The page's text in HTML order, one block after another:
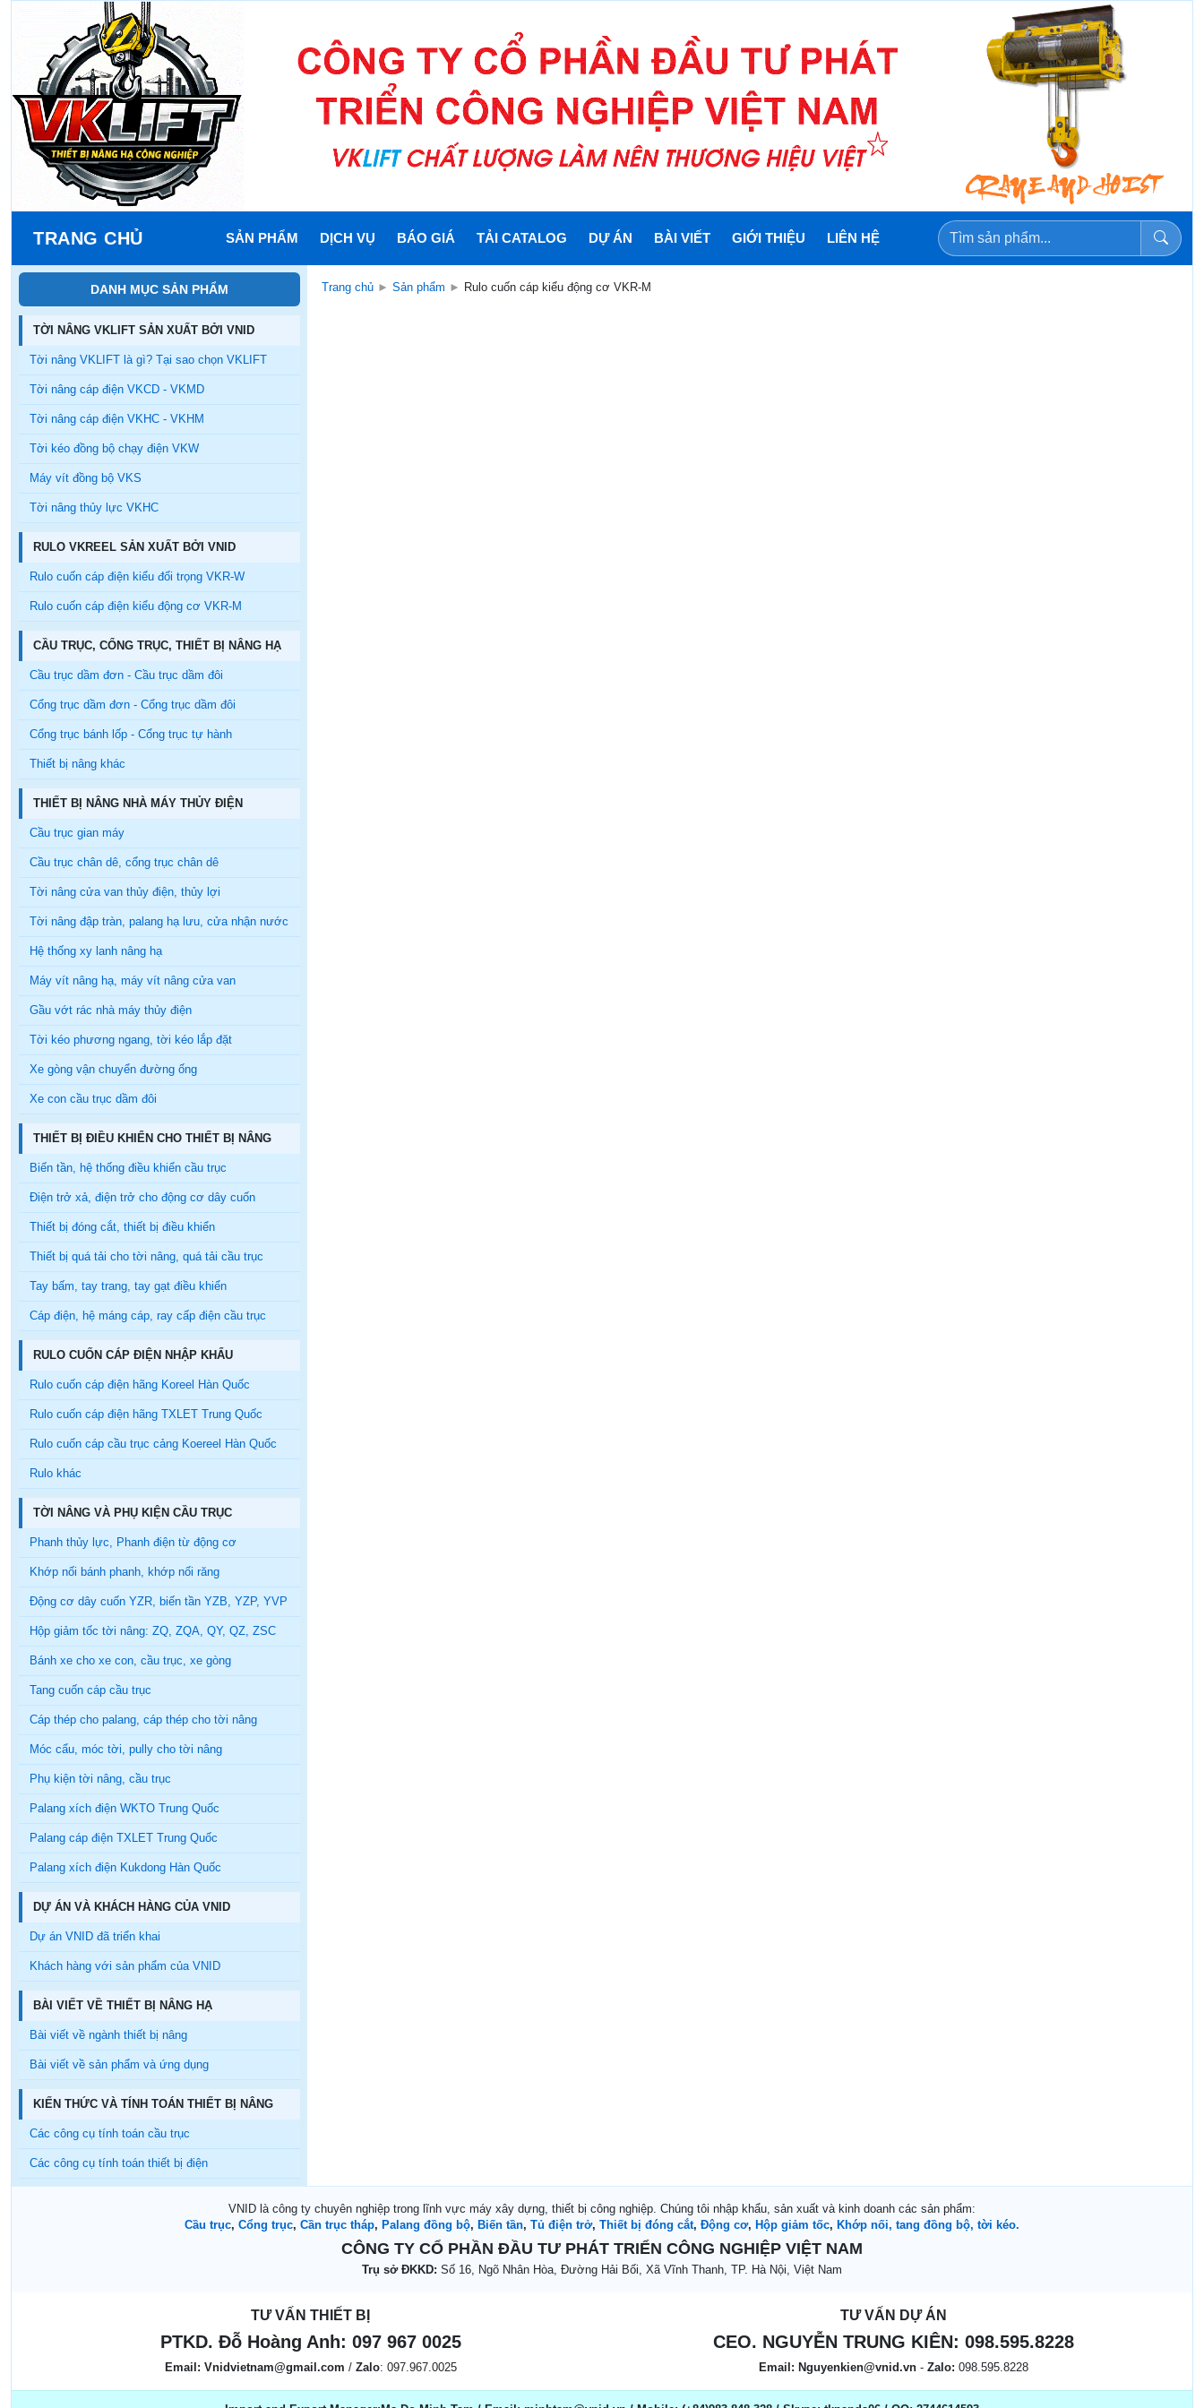
TRANG CHỦ SẢN PHẨM DỊCH VỤ BÁO GIÁ TẢI CATALOG DỰ ÁN BÀI VIẾT GIỚI THIỆU LIÊN HỆ
DANH MỤC SẢN PHẨM
TỜI NÂNG VKLIFT SẢN XUẤT BỞI VNID
Tời nâng VKLIFT là gì? Tại sao chọn VKLIFT
Tời nâng cáp điện VKCD - VKMD
Tời nâng cáp điện VKHC - VKHM
Tời kéo đồng bộ chạy điện VKW
Máy vít đồng bộ VKS
Tời nâng thủy lực VKHC
RULO VKREEL SẢN XUẤT BỞI VNID
Rulo cuốn cáp điện kiểu đối trọng VKR-W
Rulo cuốn cáp điện kiểu động cơ VKR-M
CẦU TRỤC, CỔNG TRỤC, THIẾT BỊ NÂNG HẠ
Cầu trục dầm đơn - Cầu trục dầm đôi
Cổng trục dầm đơn - Cổng trục dầm đôi
Cổng trục bánh lốp - Cổng trục tự hành
Thiết bị nâng khác
THIẾT BỊ NÂNG NHÀ MÁY THỦY ĐIỆN
Cầu trục gian máy
Cầu trục chân dê, cổng trục chân dê
Tời nâng cửa van thủy điện, thủy lợi
Tời nâng đập tràn, palang hạ lưu, cửa nhận nước
Hệ thống xy lanh nâng hạ
Máy vít nâng hạ, máy vít nâng cửa van
Gầu vớt rác nhà máy thủy điện
Tời kéo phương ngang, tời kéo lắp đặt
Xe gòng vận chuyển đường ống
Xe con cầu trục dầm đôi
THIẾT BỊ ĐIỀU KHIỂN CHO THIẾT BỊ NÂNG
Biến tần, hệ thống điều khiển cầu trục
Điện trở xả, điện trở cho động cơ dây cuốn
Thiết bị đóng cắt, thiết bị điều khiển
Thiết bị quá tải cho tời nâng, quá tải cầu trục
Tay bấm, tay trang, tay gạt điều khiển
Cáp điện, hệ máng cáp, ray cấp điện cầu trục
RULO CUỐN CÁP ĐIỆN NHẬP KHẨU
Rulo cuốn cáp điện hãng Koreel Hàn Quốc
Rulo cuốn cáp điện hãng TXLET Trung Quốc
Rulo cuốn cáp cầu trục cảng Koereel Hàn Quốc
Rulo khác
TỜI NÂNG VÀ PHỤ KIỆN CẦU TRỤC
Phanh thủy lực, Phanh điện từ động cơ
Khớp nối bánh phanh, khớp nối răng
Động cơ dây cuốn YZR, biến tần YZB, YZP, YVP
Hộp giảm tốc tời nâng: ZQ, ZQA, QY, QZ, ZSC
Bánh xe cho xe con, cầu trục, xe gòng
Tang cuốn cáp cầu trục
Cáp thép cho palang, cáp thép cho tời nâng
Móc cẩu, móc tời, pully cho tời nâng
Phụ kiện tời nâng, cầu trục
Palang xích điện WKTO Trung Quốc
Palang cáp điện TXLET Trung Quốc
Palang xích điện Kukdong Hàn Quốc
DỰ ÁN VÀ KHÁCH HÀNG CỦA VNID
Dự án VNID đã triển khai
Khách hàng với sản phẩm của VNID
BÀI VIẾT VỀ THIẾT BỊ NÂNG HẠ
Bài viết về ngành thiết bị nâng
Bài viết về sản phẩm và ứng dụng
KIẾN THỨC VÀ TÍNH TOÁN THIẾT BỊ NÂNG
Các công cụ tính toán cầu trục
Các công cụ tính toán thiết bị điện
Trang chủ ► Sản phẩm ► Rulo cuốn cáp kiểu động cơ VKR-M
VNID là công ty chuyên nghiệp trong lĩnh vực máy xây dựng, thiết bị công nghiệp. Chúng tôi nhập khẩu, sản xuất và kinh doanh các sản phẩm:
Cầu trục, Cổng trục, Cần trục tháp, Palang đồng bộ, Biến tần, Tủ điện trở, Thiết bị đóng cắt, Động cơ, Hộp giảm tốc, Khớp nối, tang đồng bộ, tời kéo.
CÔNG TY CỔ PHẦN ĐẦU TƯ PHÁT TRIỂN CÔNG NGHIỆP VIỆT NAM
Trụ sở ĐKKD: Số 16, Ngõ Nhân Hòa, Đường Hải Bối, Xã Vĩnh Thanh, TP. Hà Nội, Việt Nam
TƯ VẤN THIẾT BỊ
PTKD. Đỗ Hoàng Anh: 097 967 0025
Email: Vnidvietnam@gmail.com / Zalo: 097.967.0025
TƯ VẤN DỰ ÁN
CEO. NGUYỄN TRUNG KIÊN: 098.595.8228
Email: Nguyenkien@vnid.vn - Zalo: 098.595.8228